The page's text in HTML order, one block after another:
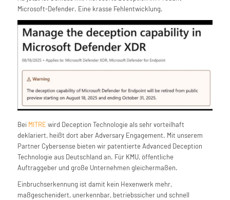
Microsoft-Defender. Eine krasse Fehlentwicklung.
Bei MITRE wird Deception Technologie als sehr vorteilhaft
deklariert, heißt dort aber Adversary Engagement. Mit unserem
Partner Cybersense bieten wir patentierte Advanced Deception
Technologie aus Deutschland an. Für KMU, öffentliche
Auftraggeber und große Unternehmen gleichermaßen.
Einbruchserkennung ist damit kein Hexenwerk mehr,
maßgeschenidert, unerkennbar, betriebssicher und schnell